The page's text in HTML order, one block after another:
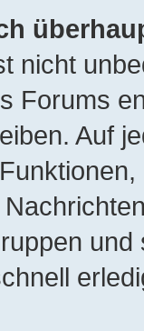
nicht
Forums
Auf